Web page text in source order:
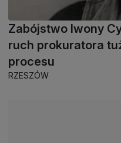
Zabójstwo Iwony
ruch prokuratora
procesu
RZESZÓW